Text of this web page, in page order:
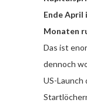
Ende April
Monaten
Das ist
dennoch
US-Launch